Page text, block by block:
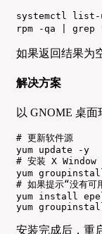
systemctl list-
rpm -qa | grep
如果返回结果为
解决方案
以 GNOME 桌
# 更新软件源
yum update -y
# 安装 X Window
yum
# 如果提示“没有可
yum install
yum
安装完成后，重